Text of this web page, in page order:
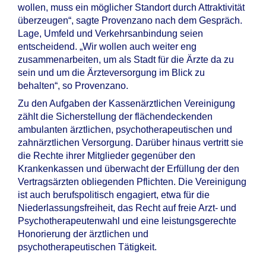
wollen, muss ein möglicher Standort durch Attraktivität
überzeugen“, sagte Provenzano nach dem Gespräch.
Lage, Umfeld und Verkehrsanbindung seien
entscheidend. „Wir wollen auch weiter eng
zusammenarbeiten, um als Stadt für die Ärzte da zu
sein und um die Ärzteversorgung im Blick zu
behalten“, so Provenzano.
Zu den Aufgaben der Kassenärztlichen Vereinigung
zählt die Sicherstellung der flächendeckenden
ambulanten ärztlichen, psychotherapeutischen und
zahnärztlichen Versorgung. Darüber hinaus vertritt sie
die Rechte ihrer Mitglieder gegenüber den
Krankenkassen und überwacht der Erfüllung der den
Vertragsärzten obliegenden Pflichten. Die Vereinigung
ist auch berufspolitisch engagiert, etwa für die
Niederlassungsfreiheit, das Recht auf freie Arzt- und
Psychotherapeutenwahl und eine leistungsgerechte
Honorierung der ärztlichen und
psychotherapeutischen Tätigkeit.